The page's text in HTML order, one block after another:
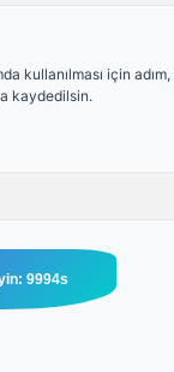
kullanılması için
kaydedilsin.